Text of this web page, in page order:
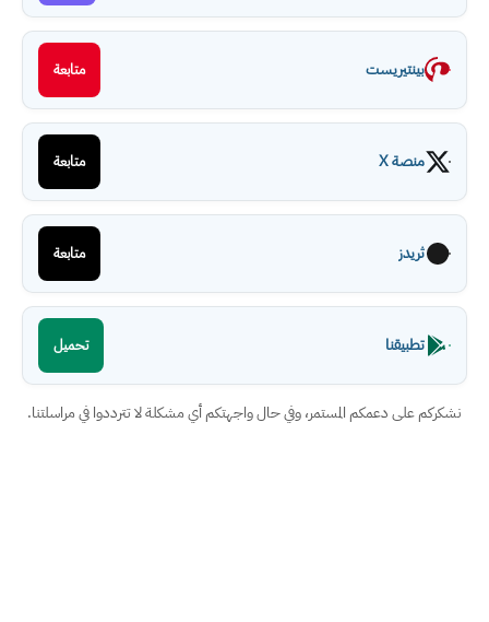
بينتيريست متابعة
منصة X متابعة
ثريدز متابعة
تطبيقنا تحميل
نشكركم على دعمكم المستمر، وفي حال واجهتكم أي مشكلة لا تترددوا في مراسلتنا.